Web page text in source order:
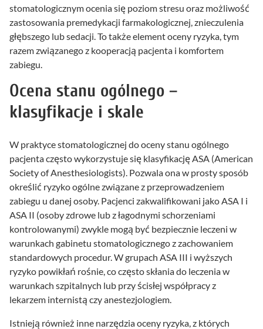
stomatologicznym ocenia się poziom stresu oraz możliwość
zastosowania premedykacji farmakologicznej, znieczulenia
głębszego lub sedacji. To także element oceny ryzyka, tym
razem związanego z kooperacją pacjenta i komfortem
zabiegu.
Ocena stanu ogólnego –
klasyfikacje i skale
W praktyce stomatologicznej do oceny stanu ogólnego
pacjenta często wykorzystuje się klasyfikację ASA (American
Society of Anesthesiologists). Pozwala ona w prosty sposób
określić ryzyko ogólne związane z przeprowadzeniem
zabiegu u danej osoby. Pacjenci zakwalifikowani jako ASA I i
ASA II (osoby zdrowe lub z łagodnymi schorzeniami
kontrolowanymi) zwykle mogą być bezpiecznie leczeni w
warunkach gabinetu stomatologicznego z zachowaniem
standardowych procedur. W grupach ASA III i wyższych
ryzyko powikłań rośnie, co często skłania do leczenia w
warunkach szpitalnych lub przy ścisłej współpracy z
lekarzem internistą czy anestezjologiem.
Istnieją również inne narzędzia oceny ryzyka, z których